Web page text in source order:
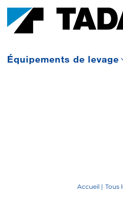
Équipements de levage
Accueil Tous